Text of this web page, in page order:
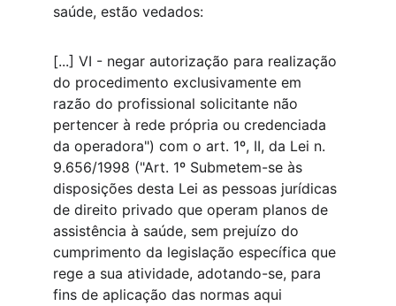
saúde, estão vedados:
[...] VI - negar autorização para realização
do procedimento exclusivamente em
razão do profissional solicitante não
pertencer à rede própria ou credenciada
da operadora") com o art. 1º, II, da Lei n.
9.656/1998 ("Art. 1º Submetem-se às
disposições desta Lei as pessoas jurídicas
de direito privado que operam planos de
assistência à saúde, sem prejuízo do
cumprimento da legislação específica que
rege a sua atividade, adotando-se, para
fins de aplicação das normas aqui